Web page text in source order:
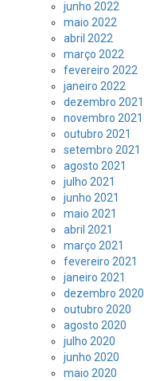
junho 2022
maio 2022
abril 2022
março 2022
fevereiro 2022
janeiro 2022
dezembro 2021
novembro 2021
outubro 2021
setembro 2021
agosto 2021
julho 2021
junho 2021
maio 2021
abril 2021
março 2021
fevereiro 2021
janeiro 2021
dezembro 2020
outubro 2020
agosto 2020
julho 2020
junho 2020
maio 2020